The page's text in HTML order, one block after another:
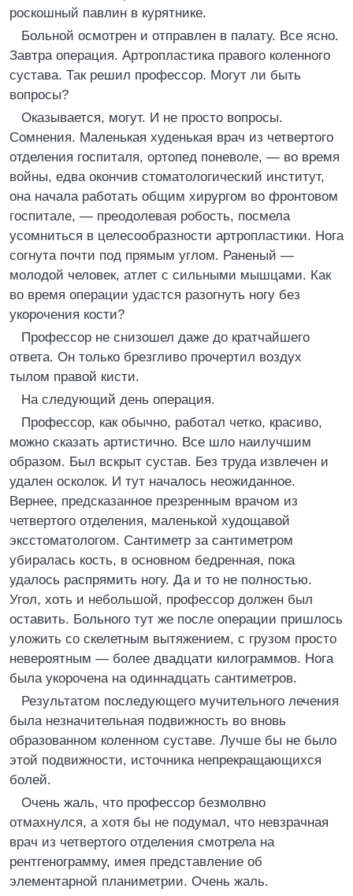
роскошный павлин в курятнике.
Больной осмотрен и отправлен в палату. Все ясно.
Завтра операция. Артропластика правого коленного
сустава. Так решил профессор. Могут ли быть
вопросы?
Оказывается, могут. И не просто вопросы.
Сомнения. Маленькая худенькая врач из четвертого
отделения госпиталя, ортопед поневоле, — во время
войны, едва окончив стоматологический институт,
она начала работать общим хирургом во фронтовом
госпитале, — преодолевая робость, посмела
усомниться в целесообразности артропластики. Нога
согнута почти под прямым углом. Раненый —
молодой человек, атлет с сильными мышцами. Как
во время операции удастся разогнуть ногу без
укорочения кости?
Профессор не снизошел даже до кратчайшего
ответа. Он только брезгливо прочертил воздух
тылом правой кисти.
На следующий день операция.
Профессор, как обычно, работал четко, красиво,
можно сказать артистично. Все шло наилучшим
образом. Был вскрыт сустав. Без труда извлечен и
удален осколок. И тут началось неожиданное.
Вернее, предсказанное презренным врачом из
четвертого отделения, маленькой худощавой
эксстоматологом. Сантиметр за сантиметром
убиралась кость, в основном бедренная, пока
удалось распрямить ногу. Да и то не полностью.
Угол, хоть и небольшой, профессор должен был
оставить. Больного тут же после операции пришлось
уложить со скелетным вытяжением, с грузом просто
невероятным — более двадцати килограммов. Нога
была укорочена на одиннадцать сантиметров.
Результатом последующего мучительного лечения
была незначительная подвижность во вновь
образованном коленном суставе. Лучше бы не было
этой подвижности, источника непрекращающихся
болей.
Очень жаль, что профессор безмолвно
отмахнулся, а хотя бы не подумал, что невзрачная
врач из четвертого отделения смотрела на
рентгенограмму, имея представление об
элементарной планиметрии. Очень жаль.